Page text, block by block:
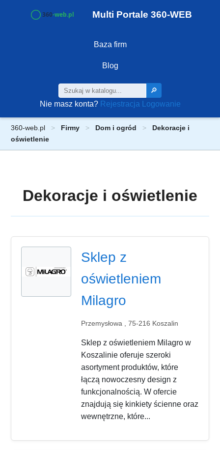
Multi Portale 360-WEB
Baza firm
Blog
🔎
Nie masz konta? Rejestracja Logowanie
360-web.pl Firmy Dom i ogród
Dekoracje i
oświetlenie
Dekoracje i oświetlenie
Sklep z
oświetleniem
Milagro
Przemysłowa , 75-216 Koszalin
Sklep z oświetleniem Milagro w
Koszalinie oferuje szeroki
asortyment produktów, które
łączą nowoczesny design z
funkcjonalnością. W ofercie
znajdują się kinkiety ścienne oraz
wewnętrzne, które...